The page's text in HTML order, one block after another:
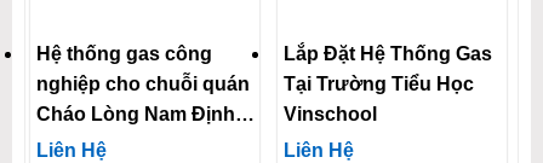
Hệ thống gas công
nghiệp cho chuỗi quán
Cháo Lòng Nam Định
18A
Liên Hệ
Lắp Đặt Hệ Thống Gas
Tại Trường Tiểu Học
Vinschool
Liên Hệ